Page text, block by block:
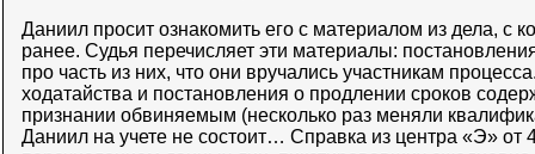
Даниил просит ознакомить его с материалом из дела, с
ранее. Судья перечисляет эти материалы:
про часть из них, что они вручались участникам
ходатайства и постановления о продлении сроков
признании обвиняемым (несколько раз меняли
Даниил на учете не состоит… Справка из центра «Э» от